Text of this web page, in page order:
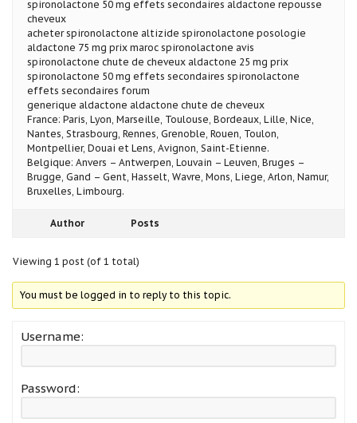
spironolactone 50 mg effets secondaires aldactone repousse
cheveux
acheter spironolactone altizide spironolactone posologie
aldactone 75 mg prix maroc spironolactone avis
spironolactone chute de cheveux aldactone 25 mg prix
spironolactone 50 mg effets secondaires spironolactone
effets secondaires forum
generique aldactone aldactone chute de cheveux
France: Paris, Lyon, Marseille, Toulouse, Bordeaux, Lille, Nice,
Nantes, Strasbourg, Rennes, Grenoble, Rouen, Toulon,
Montpellier, Douai et Lens, Avignon, Saint-Etienne.
Belgique: Anvers – Antwerpen, Louvain – Leuven, Bruges –
Brugge, Gand – Gent, Hasselt, Wavre, Mons, Liege, Arlon, Namur,
Bruxelles, Limbourg.
Author Posts
Viewing 1 post (of 1 total)
You must be logged in to reply to this topic.
Username:
Password: